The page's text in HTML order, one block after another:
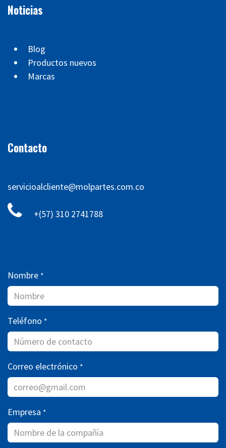
Noticias
Blog
Productos nuevos
Marcas
Contacto
servicioalcliente@molpartes.com.co
+(57) 310 2741788
Nombre *
Teléfono *
Correo electrónico *
Empresa *